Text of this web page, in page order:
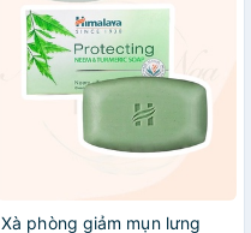
Xà phòng giảm mụn lưng